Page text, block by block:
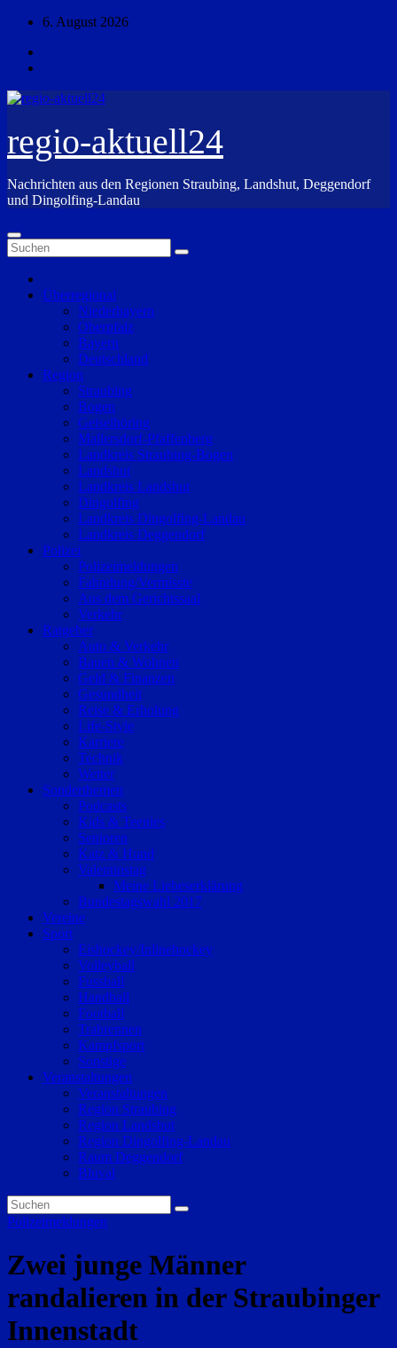
Zum
springen
6. August 2026
regio-aktuell24
Nachrichten aus den Regionen Straubing, Landshut, Deggendorf
und Dingolfing-Landau
Überregional
Niederbayern
Oberpfalz
Bayern
Deutschland
Region
Straubing
Bogen
Geiselhöring
Mallersdorf-Pfaffenberg
Landkreis Straubing-Bogen
Landshut
Landkreis Landshut
Dingolfing
Landkreis Dingolfing-Landau
Landkreis Deggendorf
Polizei
Polizeimeldungen
Fahndung/Vermisste
Aus dem Gerichtssaal
Verkehr
Ratgeber
Auto & Verkehr
Bauen & Wohnen
Geld & Finanzen
Gesundheit
Reise & Erholung
Life-Style
Karriere
Technik
Wetter
Sonderthemen
Podcasts
Kids & Teenies
Senioren
Katz & Hund
Valentinstag
Meine Liebeserklärung
Bundestagswahl 2017
Vereine
Sport
Eishockey/Inlinehockey
Volleyball
Fussball
Handball
Football
Trabrennen
Kampfsport
Sonstige
Veranstaltungen
Veranstaltungen
Region Straubing
Region Landshut
Region Dingolfing-Landau
Raum Deggendorf
Bluval
Polizeimeldungen
Zwei junge Männer
randalieren in der Straubinger
Innenstadt